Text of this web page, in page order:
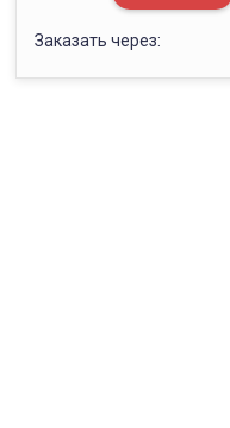
Заказать через: